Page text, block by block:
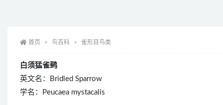
首页 鸟百科 雀形目鸟类
白须猛雀鹀
英文名：Bridled Sparrow
学名：Peucaea mystacalis